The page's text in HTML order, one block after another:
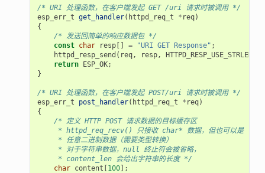
/* URI 处理函数，在客户端发起 GET /uri 请求时被调用 */
esp_err_t get_handler( httpd_req_t * req)
{
/* 发送回简单的响应数据包 */
const char resp[] = "URI GET Response" ;
httpd_resp_send ( req, resp, HTTPD_RESP_USE_STRLEN
return ESP_OK;
}
/* URI 处理函数，在客户端发起 POST/uri 请求时被调用 */
esp_err_t
post_handler( httpd_req_t * req)
{
/* 定义 HTTP POST 请求数据的目标缓存区
     * httpd_req_recv() 只接收 char* 数据，但也可以是
     * 任意二进制数据（需要类型转换）
     * 对于字符串数据，null 终止符会被省略，
     * content_len 会给出字符串的长度 */
char content [100];